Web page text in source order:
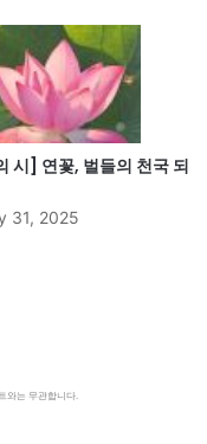
시] 연꽃, 벌들의 천국 되
31, 2025
와는 무관합니다.